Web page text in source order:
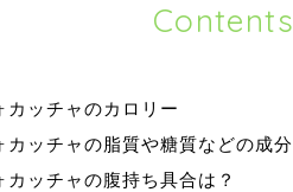
Contents
カッチャのカロリー
カッチャの脂質や糖質などの成分
カッチャの腹持ち具合は？